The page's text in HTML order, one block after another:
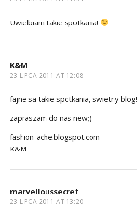
Uwielbiam takie spotkania!
K&M
23 LIPCA 2011 AT 12:08
fajne sa takie spotkania, swietny blog!
zapraszam do nas new;)
fashion-ache.blogspot.com
K&M
marvelloussecret
23 LIPCA 2011 AT 13:20